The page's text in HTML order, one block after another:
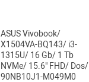
ASUS Vivobook/
X1504VA-BQ143/ i3-
1315U/ 16 Gb/ 1 Tb
NVMe/ 15.6" FHD/ Dos/
90NB10J1-M049M0